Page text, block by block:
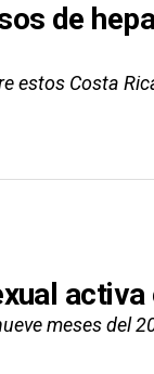
de
estos Costa
meses del